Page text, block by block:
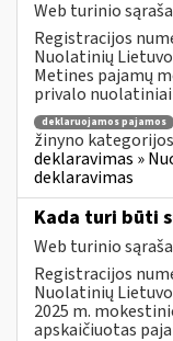
Web turinio
Registracijos
Nuolatinių
Metines pajamų
privalo
deklaruojamos pajamos
žinyno
deklaravimas »
deklaravimas
Kada turi būti
Web turinio
Registracijos
Nuolatinių
2025 m.
apskaičiuotas